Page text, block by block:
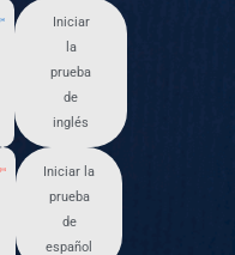
Iniciar
la
prueba
de
inglés
Iniciar la
prueba
de
español